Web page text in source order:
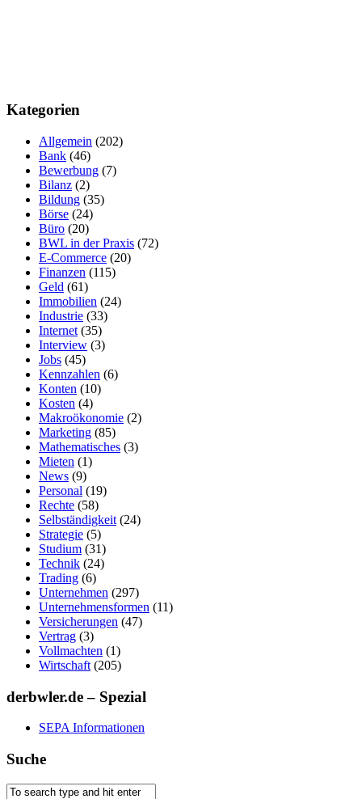
Kategorien
Allgemein (202)
Bank (46)
Bewerbung (7)
Bilanz (2)
Bildung (35)
Börse (24)
Büro (20)
BWL in der Praxis (72)
E-Commerce (20)
Finanzen (115)
Geld (61)
Immobilien (24)
Industrie (33)
Internet (35)
Interview (3)
Jobs (45)
Kennzahlen (6)
Konten (10)
Kosten (4)
Makroökonomie (2)
Marketing (85)
Mathematisches (3)
Mieten (1)
News (9)
Personal (19)
Rechte (58)
Selbständigkeit (24)
Strategie (5)
Studium (31)
Technik (24)
Trading (6)
Unternehmen (297)
Unternehmensformen (11)
Versicherungen (47)
Vertrag (3)
Vollmachten (1)
Wirtschaft (205)
derbwler.de – Spezial
SEPA Informationen
Suche